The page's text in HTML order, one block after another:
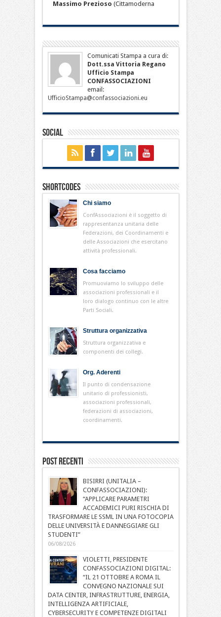
Massimo Prezioso (Cittamoderna
Comunicati Stampa a cura di:
Dott.ssa Vittoria Regano
Ufficio Stampa
CONFASSOCIAZIONI
email:
UfficioStampa@confassociazioni.eu
Social
Shortcodes
Chi siamo
ConfAssociazioni è il soggetto di
rappresentanza unitaria delle
Federazioni, dei Coordinamenti e
delle Associazioni che esercitano
attività professionali.
Cosa facciamo
Promuoviamo lo sviluppo delle
associazioni professionali e il
loro dialogo continuo con le altre
Parti Sociali.
Struttura organizzativa
Struttura organizzativa e
componenti dei collegi.
Org. Aderenti
Il punto di condensazione
unitario di professionisti,
associazioni professionali,
federazioni di associazioni,
coordinamenti.
Post Recenti
BISIRRI (UNITALIA –
CONFASSOCIAZIONI):
“APPLICARE PARAMETRI
ACCADEMICI PURI RISCHIA DI
TRASFORMARE LE SSML IN UNA FOTOCOPIA
DELLE UNIVERSITÀ E DANNEGGIARE GLI
STUDENTI”
06/08/2026
VIOLETTI, PRESIDENTE
CONFASSOCIAZIONI DIGITAL:
“IL 21 OTTOBRE A ROMA IL
CONVEGNO NAZIONALE SUI
DATA CENTER, INFRASTRUTTURE, ENERGIA,
INTELLIGENZA ARTIFICIALE,
CYBERSECURITY E COMPETENZE DIGITALI